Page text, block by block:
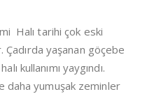
Halı tarihi çok eski
yaşanan göçebe
kullanımı yaygındı.
daha yumuşak zeminler